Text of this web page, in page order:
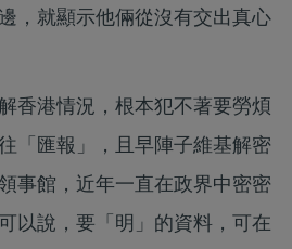
，就顯示他倆從沒有交出真心
香港情況，根本犯不著要勞煩
「匯報」，且早陣子維基解密
事館，近年一直在政界中密密
以說，要「明」的資料，可在